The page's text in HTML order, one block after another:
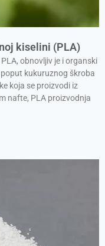
kiselini (PLA)
obnovljiv je i organski
kukuruznog škroba
koja se proizvodi iz
nafte, PLA proizvodnja